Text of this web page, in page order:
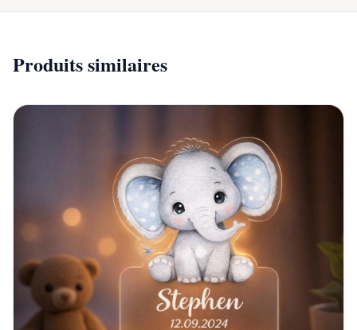
Produits similaires